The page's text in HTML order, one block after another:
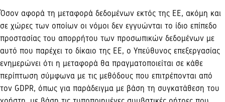
Όσον αφορά τη μεταφορά δεδομένων εκτός της ΕΕ, ακόμη και
σε χώρες των οποίων οι νόμοι δεν εγγυώνται το ίδιο επίπεδο
προστασίας του απορρήτου των προσωπικών δεδομένων με
αυτό που παρέχει το δίκαιο της ΕΕ, ο Υπεύθυνος επεξεργασίας
ενημερώνει ότι η μεταφορά θα πραγματοποιείται σε κάθε
περίπτωση σύμφωνα με τις μεθόδους που επιτρέπονται από
τον GDPR, όπως για παράδειγμα με βάση τη συγκατάθεση του